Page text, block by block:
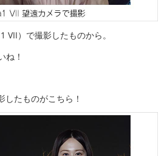
VII）で撮影したものから。
ね！
たものがこちら！